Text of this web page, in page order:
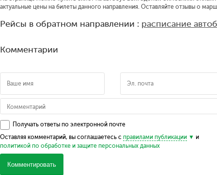
актуальные цены на билеты данного направления. Оставляйте отзывы о
Рейсы в обратном направлении : расписание
Комментарии
Получать ответы по электронной почте
Оставляя комментарий, вы соглашаетесь с правилами публикации
и
политикой по обработке и защите персональных данных
Комментировать